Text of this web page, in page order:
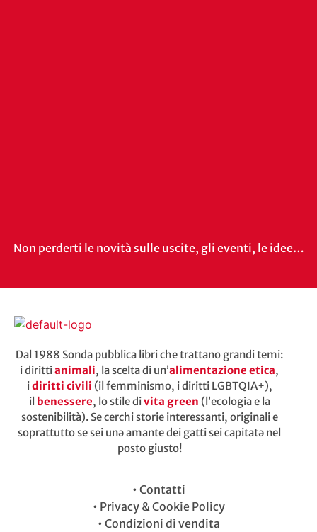
Non perderti le novità sulle uscite, gli eventi, le idee…
Dal 1988 Sonda pubblica libri che trattano grandi temi:
i dirittianimali, la scelta di un’alimentazione etica,
idiritti civili (il femminismo, i diritti LGBTQIA+),
il benessere, lo stile divita green (l’ecologia e la
sostenibilità). Se cerchi storie interessanti, originali e
soprattutto se sei unə amante dei gatti sei capitatə nel
posto giusto!
• Contatti
• Privacy & Cookie Policy
• Condizioni di vendita